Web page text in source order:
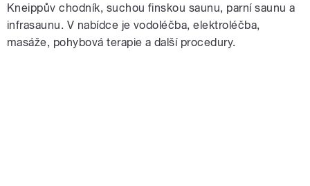
Kneippův chodník, suchou finskou saunu, parní saunu a
infrasaunu. V nabídce je vodoléčba, elektroléčba,
masáže, pohybová terapie a další procedury.